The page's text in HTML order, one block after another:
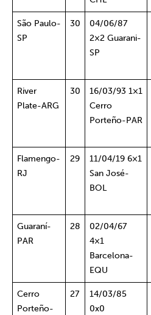
São Paulo-
SP
30
04/06/87
2×2 Guarani-
SP
River
Plate-ARG
30
16/03/93 1×1
Cerro
Porteño-PAR
Flamengo-
RJ
29
11/04/19 6×1
San José-
BOL
Guaraní-
PAR
28
02/04/67
4×1
Barcelona-
EQU
Cerro
Porteño-
27
14/03/85
0x0